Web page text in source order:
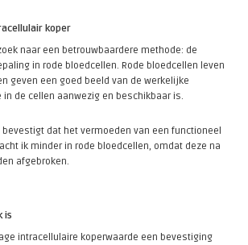
koper
naar een betrouwbaardere methode: de
in rode bloedcellen. Rode bloedcellen leven
geven een goed beeld van de werkelijke
in de cellen aanwezig en beschikbaar is.
bevestigt dat het vermoeden van een functioneel
ik minder in rode bloedcellen, omdat deze na
afgebroken.
is
intracellulaire koperwaarde een bevestiging